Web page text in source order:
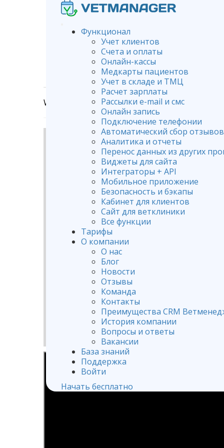
Функционал
Учет клиентов
Счета и оплаты
Онлайн-кассы
Медкарты пациентов
Учет в складе и ТМЦ
Расчет зарплаты
Рассылки e-mail и смс
Онлайн запись
Подключение телефонии
Автоматический сбор отзывов
Аналитика и отчеты
Перенос данных из других
Виджеты для сайта
Интеграторы + API
Мобильное приложение
Безопасность и бэкапы
Кабинет для клиентов
Сайт для ветклиники
Все функции
Тарифы
О компании
О нас
Блог
Новости
Отзывы
Команда
Контакты
Преимущества CRM
История компании
Вопросы и ответы
Вакансии
База знаний
Поддержка
Войти
Начать бесплатно
Wiki Составление счетов Корректировка